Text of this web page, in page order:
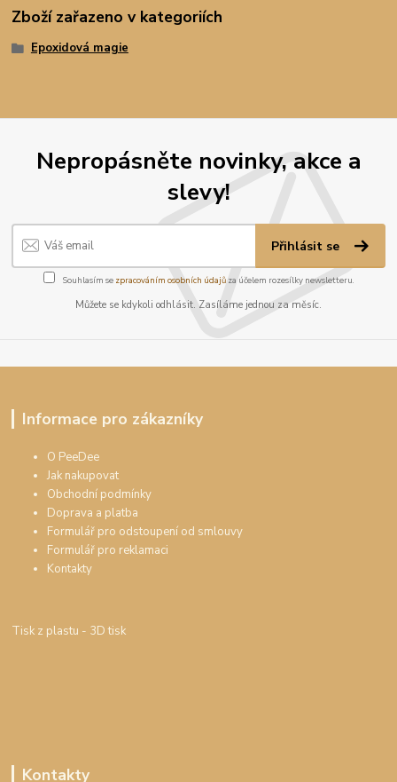
Zboží zařazeno v kategoriích
Epoxidová magie
Nepropásněte novinky, akce a
slevy!
Přihlásit se
Souhlasím se zpracováním osobních údajůza účelem rozesílky newsletteru.
Můžete se kdykoli odhlásit. Zasíláme jednou za měsíc.
Informace pro zákazníky
O PeeDee
Jak nakupovat
Obchodní podmínky
Doprava a platba
Formulář pro odstoupení od smlouvy
Formulář pro reklamaci
Kontakty
Tisk z plastu - 3D tisk
Kontakty